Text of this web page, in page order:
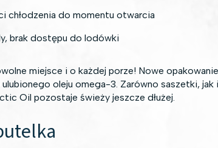
chłodzenia do momentu otwarcia
brak dostępu do lodówki
miejsce i o każdej porze! Nowe
oleju omega-3. Zarówno saszetki,
Oil pozostaje świeży jeszcze dłużej.